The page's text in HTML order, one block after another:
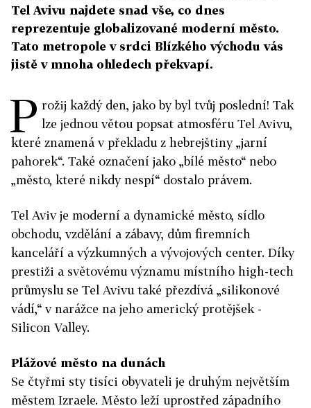
Tel Avivu najdete snad vše, co dnes
reprezentuje globalizované moderní město.
Tato metropole v srdci Blízkého východu vás
jistě v mnoha ohledech překvapí.
P rožij každý den, jako by byl tvůj poslední! Tak
lze jednou větou popsat atmosféru Tel Avivu,
které znamená v překladu z hebrejštiny „jarní
pahorek“. Také označení jako „bílé město“ nebo
„město, které nikdy nespí“ dostalo právem.
Tel Aviv je moderní a dynamické město, sídlo
obchodu, vzdělání a zábavy, dům firemních
kanceláří a výzkumných a vývojových center. Díky
prestiži a světovému významu místního high-tech
průmyslu se Tel Avivu také přezdívá „silikonové
vádí,“ v narážce na jeho americký protějšek -
Silicon Valley.
Plážové město na dunách
Se čtyřmi sty tisíci obyvateli je druhým největším
městem Izraele. Město leží uprostřed západního